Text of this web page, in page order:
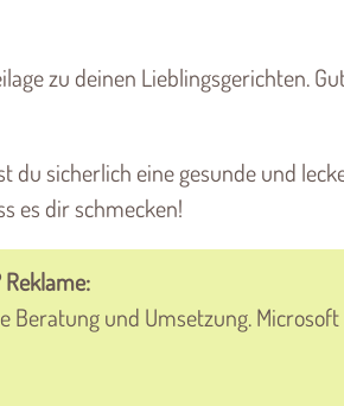
zu deinen Lieblingsgerichten.
du sicherlich eine gesunde und
es dir schmecken!
Beratung und Umsetzung. Microsoft